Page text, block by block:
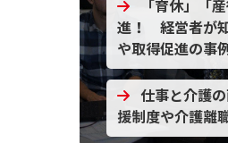
「育休」「
進！ 経営者が
や取得促進の事
仕事と介護
援制度や介護離